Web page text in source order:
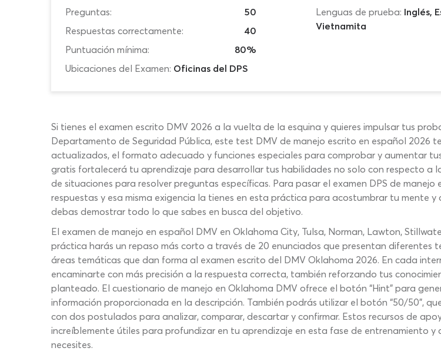
Preguntas:
50
Respuestas correctamente:
40
Puntuación mínima:
80%
Ubicaciones del Examen: Oficinas del DPS
Lenguas de prueba: Inglés,
Vietnamita
Si tienes el examen escrito DMV 2026 a la vuelta de la esquina y quieres impulsar tus
Departamento de Seguridad Pública, este test DMV de manejo escrito en español 2026
actualizados, el formato adecuado y funciones especiales para comprobar y aumentar
gratis fortalecerá tu aprendizaje para desarrollar tus habilidades no solo con respecto a
de situaciones para resolver preguntas específicas. Para pasar el examen DPS de
respuestas y esa misma exigencia la tienes en esta práctica para acostumbrar tu mente
debas demostrar todo lo que sabes en busca del objetivo.
El examen de manejo en español DMV en Oklahoma City, Tulsa, Norman, Lawton,
práctica harás un repaso más corto a través de 20 enunciados que presentan diferentes
áreas temáticas que dan forma al examen escrito del DMV Oklahoma 2026. En cada
encaminarte con más precisión a la respuesta correcta, también reforzando tus
planteado. El cuestionario de manejo en Oklahoma DMV ofrece el botón “Hint” para
información proporcionada en la descripción. También podrás utilizar el botón “50/50”,
con dos postulados para analizar, comparar, descartar y confirmar. Estos recursos de
increíblemente útiles para profundizar en tu aprendizaje en esta fase de entrenamiento
necesites.